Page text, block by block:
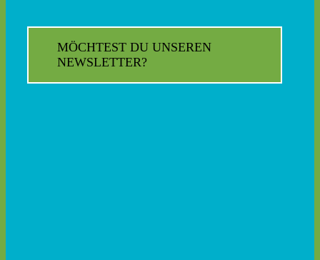
MÖCHTEST DU UNSEREN
NEWSLETTER?